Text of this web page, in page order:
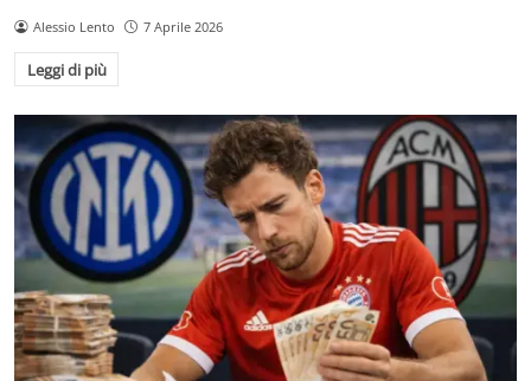
Alessio Lento 7 Aprile 2026
Leggi di più